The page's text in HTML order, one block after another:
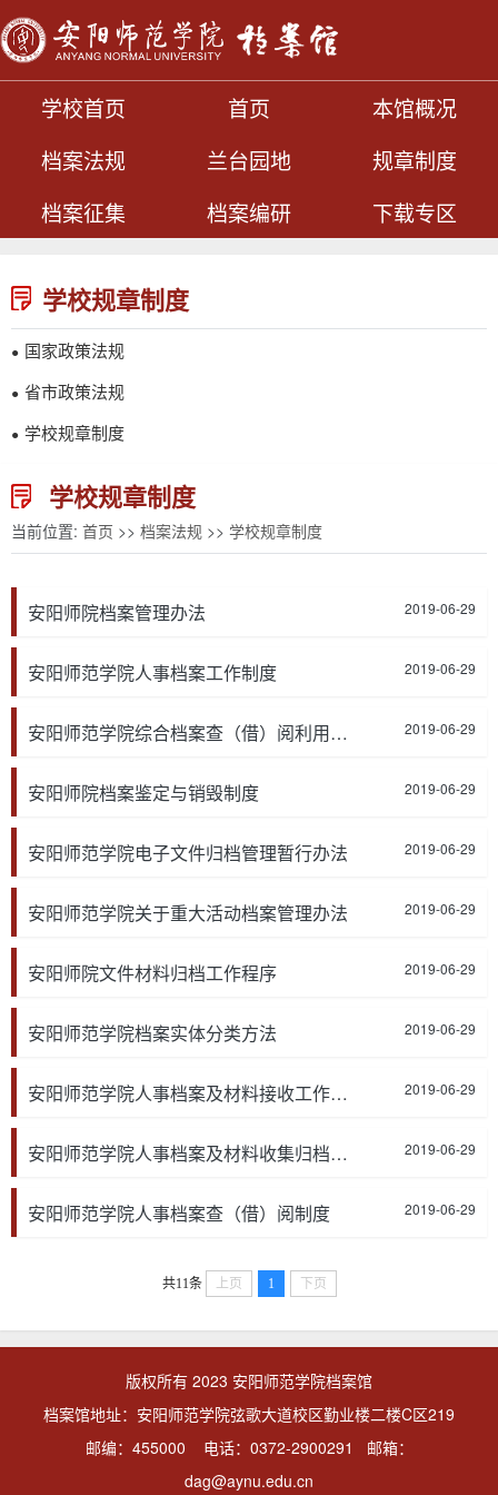
学校首页 首页
本馆概况
档案法规
兰台园地
规章制度
档案征集
档案编研 下载专区
学校规章制度
● 国家政策法规
● 省市政策法规
● 学校规章制度
学校规章制度
当前位置: 首页 >> 档案法规 >> 学校规章制度
安阳师院档案管理办法 2019-06-29
安阳师范学院人事档案工作制度 2019-06-29
安阳师范学院综合档案查（借）阅利用制度 2019-06-29
安阳师院档案鉴定与销毁制度 2019-06-29
安阳师范学院电子文件归档管理暂行办法 2019-06-29
安阳师范学院关于重大活动档案管理办法 2019-06-29
安阳师院文件材料归档工作程序 2019-06-29
安阳师范学院档案实体分类方法 2019-06-29
安阳师范学院人事档案及材料接收工作细则 2019-06-29
安阳师范学院人事档案及材料收集归档制度 2019-06-29
安阳师范学院人事档案查（借）阅制度 2019-06-29
共11条 上页 1 下页
版权所有 2023 安阳师范学院档案馆
档案馆地址：安阳师范学院弦歌大道校区勤业楼二楼C区219
邮编：455000 电话：0372-2900291 邮箱：
dag@aynu.edu.cn